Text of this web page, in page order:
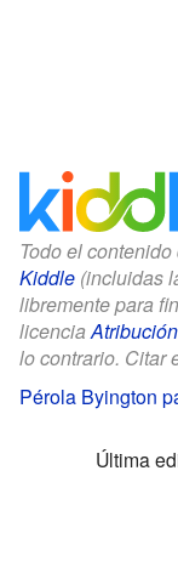
Todo el
Kiddle (incluidas
libremente para
licencia
lo contrario. Citar
Pérola Byington
Última